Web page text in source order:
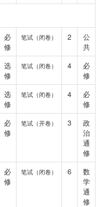
必
修
笔试（闭卷） 2
公
共
选
修
笔试（闭卷） 4
必
修
选
修
笔试（闭卷） 4
必
修
必
修
笔试（开卷） 3
政
治
通
修
必
修
笔试（闭卷） 6
数
学
通
修